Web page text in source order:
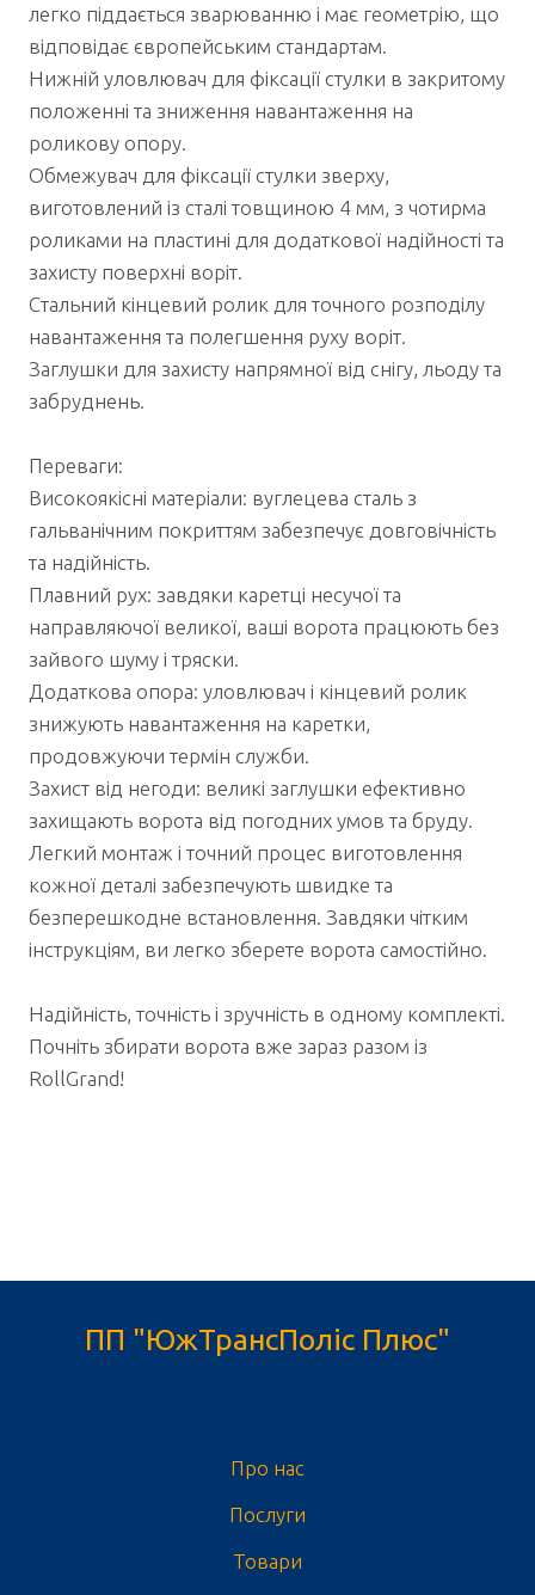
легко піддається зварюванню і має геометрію, що
відповідає європейським стандартам.
Нижній уловлювач для фіксації стулки в закритому
положенні та зниження навантаження на
роликову опору.
Обмежувач для фіксації стулки зверху,
виготовлений із сталі товщиною 4 мм, з чотирма
роликами на пластині для додаткової надійності та
захисту поверхні воріт.
Стальний кінцевий ролик для точного розподілу
навантаження та полегшення руху воріт.
Заглушки для захисту напрямної від снігу, льоду та
забруднень.
Переваги:
Високоякісні матеріали: вуглецева сталь з
гальванічним покриттям забезпечує довговічність
та надійність.
Плавний рух: завдяки каретці несучої та
направляючої великої, ваші ворота працюють без
зайвого шуму і тряски.
Додаткова опора: уловлювач і кінцевий ролик
знижують навантаження на каретки,
продовжуючи термін служби.
Захист від негоди: великі заглушки ефективно
захищають ворота від погодних умов та бруду.
Легкий монтаж і точний процес виготовлення
кожної деталі забезпечують швидке та
безперешкодне встановлення. Завдяки чітким
інструкціям, ви легко зберете ворота самостійно.
Надійність, точність і зручність в одному комплекті.
Почніть збирати ворота вже зараз разом із
RollGrand!
ПП "ЮжТрансПоліс Плюс"
Про нас
Послуги
Товари